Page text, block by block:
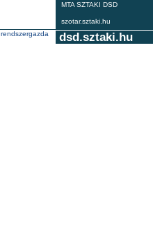
MTA SZTAKI DSD
szotar.sztaki.hu
dsd.sztaki.hu
rendszergazda